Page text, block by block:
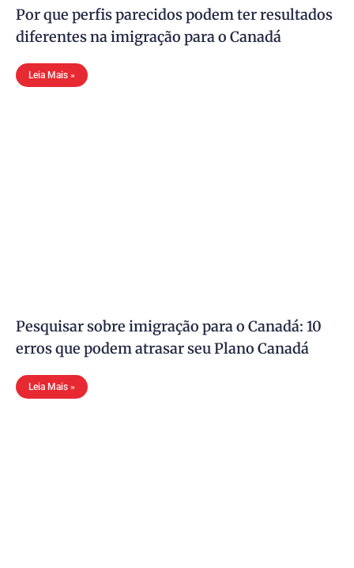
Por que perfis parecidos podem ter resultados
diferentes na imigração para o Canadá
Leia Mais »
Pesquisar sobre imigração para o Canadá: 10
erros que podem atrasar seu Plano Canadá
Leia Mais »